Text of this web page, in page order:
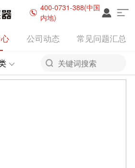
400-0731-388(中国
内地)
公司动态 常见问题汇总